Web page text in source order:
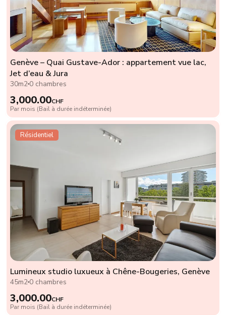
Genève – Quai Gustave-Ador : appartement vue lac,
Jet d’eau & Jura
30m2 0 chambres
3,000.00CHF
Par mois (Bail à durée indéterminée)
Résidentiel
Lumineux studio luxueux à Chêne-Bougeries, Genève
45m2 0 chambres
3,000.00CHF
Par mois (Bail à durée indéterminée)